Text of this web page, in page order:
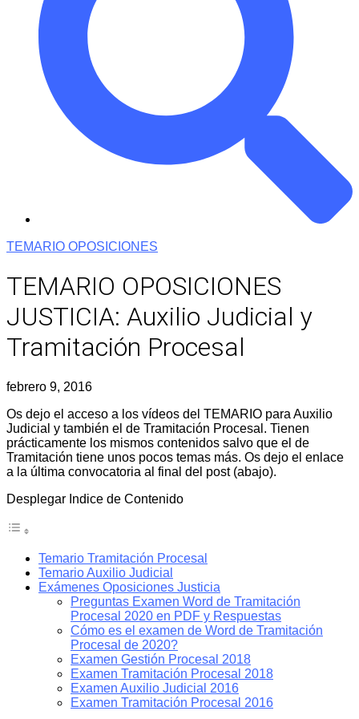
TEMARIO OPOSICIONES
TEMARIO OPOSICIONES
JUSTICIA: Auxilio Judicial y
Tramitación Procesal
febrero 9, 2016
Os dejo el acceso a los vídeos del TEMARIO para Auxilio
Judicial y también el de Tramitación Procesal. Tienen
prácticamente los mismos contenidos salvo que el de
Tramitación tiene unos pocos temas más. Os dejo el enlace
a la última convocatoria al final del post (abajo).
Desplegar Indice de Contenido
Temario Tramitación Procesal
Temario Auxilio Judicial
Exámenes Oposiciones Justicia
Preguntas Examen Word de Tramitación
Procesal 2020 en PDF y Respuestas
Cómo es el examen de Word de Tramitación
Procesal de 2020?
Examen Gestión Procesal 2018
Examen Tramitación Procesal 2018
Examen Auxilio Judicial 2016
Examen Tramitación Procesal 2016